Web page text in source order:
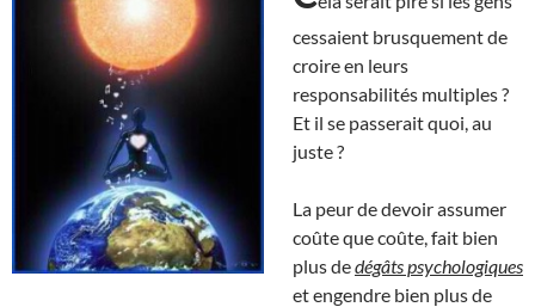
cessaient brusquement de
croire en leurs
responsabilités multiples ?
Et il se passerait quoi, au
juste ?
La peur de devoir assumer
coûte que coûte, fait bien
plus dedégâts psychologiques
et engendre bien plus de